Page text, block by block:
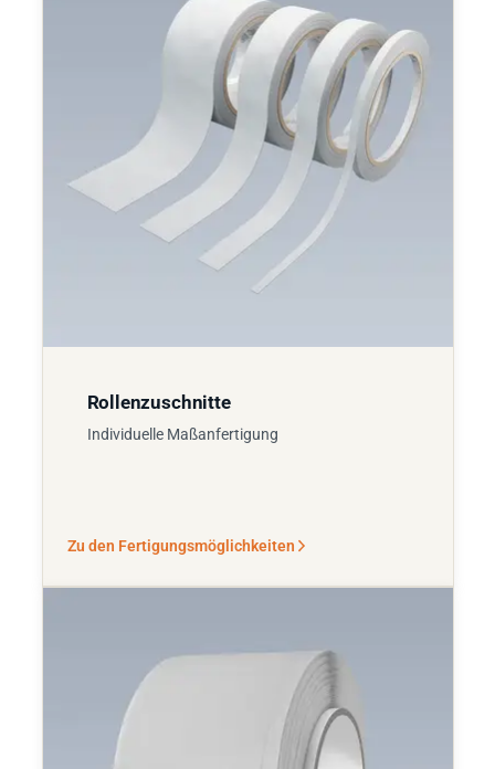
Rollenzuschnitte
Individuelle Maßanfertigung
Zu den Fertigungsmöglichkeiten